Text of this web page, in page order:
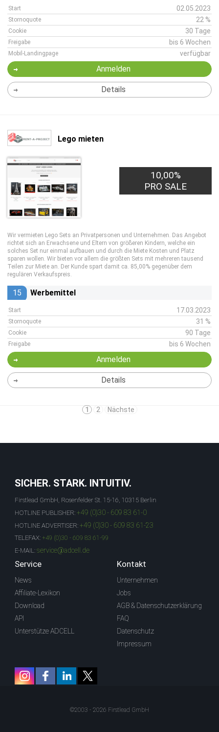
Start 02.05.2023
Stornoquote 22 %
Cookie 30 Tage
Freigabe bis 6 Wochen
Mobil-Landingpage verfügbar
Anmelden
Details
Lego mieten
10,00%
PRO SALE
Wir vermieten Lego Sets an Privatpersonen und Unternehmen. Das Angebot
richtet sich an Erwachsene und Eltern von größeren Kindern, welche ein
solches Set nur einmal aufbauen und durch die Miete Kosten und Platz
sparen wollen. Wir bieten vor allem die größten Sets mit mehreren tausend
Teilen zur Miete an. Der Kunde spart damit ca. 85,00% gegenüber dem
regulären Verkaufspreis.
15 Werbemittel
Start 17.03.2023
Stornoquote 31 %
Cookie 90 Tage
Freigabe bis 6 Wochen
Anmelden
Details
1 2 Nächste
SICHER. STARK. INTUITIV.
Firstlead GmbH, Rosenfelder St. 15-16, 10315 Berlin
HOTLINE PUBLISHER: +49 (0)30 - 609 83 61-0
HOTLINE ADVERTISER: +49 (0)30 - 609 83 61-23
TELEFAX: +49 (0)30 - 609 83 61-99
E-MAIL: service@adcell.de
Service
News
Affiliate-Lexikon
Download
API
Unterstütze ADCELL
Kontakt
Unternehmen
Jobs
AGB & Datenschutzerklärung
FAQ
Datenschutz
Impressum
©2003 - 2026 Firstlead GmbH